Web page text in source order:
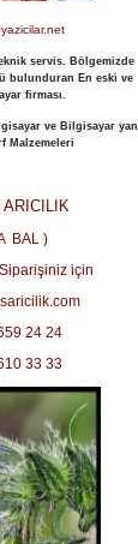
servis. Bölgemizde
bulunduran En eski ve
firması.
ve Bilgisayar yan
Malzemeleri
ARICILIK
BAL )
için
24 24
33 33